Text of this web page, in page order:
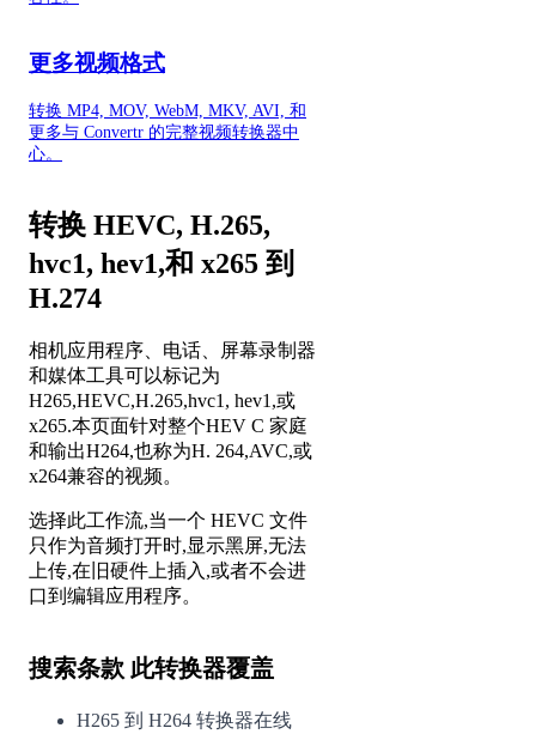
更多视频格式
转换 MP4, MOV, WebM, MKV, AVI, 和
更多与 Convertr 的完整视频转换器中
心。
转换 HEVC, H.265,
hvc1, hev1,和 x265 到
H.274
相机应用程序、电话、屏幕录制器
和媒体工具可以标记为
H265,HEVC,H.265,hvc1, hev1,或
x265.本页面针对整个HEV C 家庭
和输出H264,也称为H. 264,AVC,或
x264兼容的视频。
选择此工作流,当一个 HEVC 文件
只作为音频打开时,显示黑屏,无法
上传,在旧硬件上插入,或者不会进
口到编辑应用程序。
搜索条款 此转换器覆盖
H265 到 H264 转换器在线